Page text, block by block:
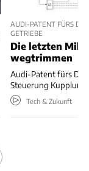
AUDI-PATENT FÜRS
GETRIEBE
Die letzten
wegtrimmen
Audi-Patent fürs
Steuerung Kupplung
Tech & Zukunft